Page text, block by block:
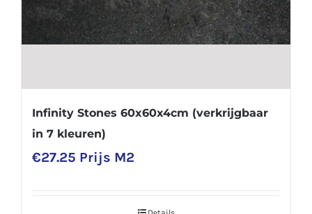
Infinity Stones 60x60x4cm (verkrijgbaar
in 7 kleuren)
€27.25 Prijs M2